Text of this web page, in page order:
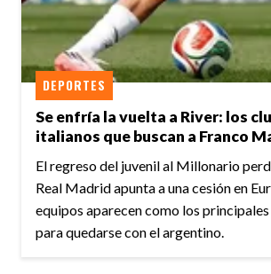
Se enfría la vuelta a River: los
italianos que buscan a Franco
DEPORTES
El regreso del juvenil al Millonario
Real Madrid apunta a una cesión en
equipos aparecen como los
para quedarse con el argentino.